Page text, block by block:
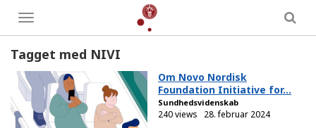
Toggle
menu
Tagget med NIVI
Om Novo Nordisk
Foundation Initiative for...
Sundhedsvidenskab
240 views 28. februar 2024